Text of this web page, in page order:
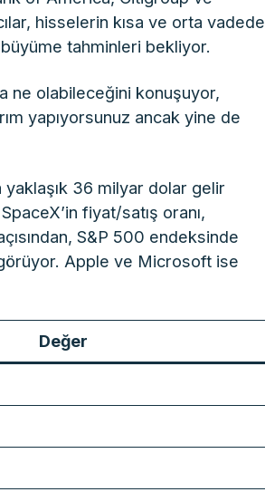
hisselerin kısa ve orta vadede
tahminleri bekliyor.
ne olabileceğini konuşuyor,
yapıyorsunuz ancak yine de
yaklaşık 36 milyar dolar gelir
fiyat/satış oranı,
S&P 500 endeksinde
Apple ve Microsoft ise
Değer